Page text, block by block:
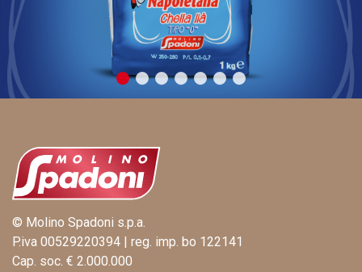
© Molino Spadoni s.p.a.
P.iva 00529220394 | reg. imp. bo 122141
Cap. soc. € 2.000.000